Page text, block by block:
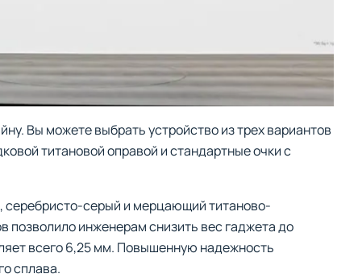
Вы можете выбрать устройство из трех вариантов
титановой оправой и стандартные очки с
серебристо-серый и мерцающий титаново-
позволило инженерам снизить вес гаджета до
всего 6,25 мм. Повышенную надежность
сплава.